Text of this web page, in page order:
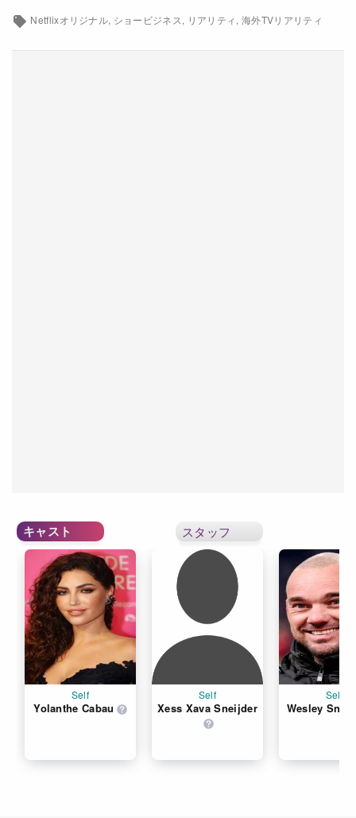
Netflixオリジナル ショービジネス リアリティ 海外TVリアリティ
スタッフ
キャスト
Self
Yolanthe Cabau
Self
Xess Xava Sneijder
Self
Wesley